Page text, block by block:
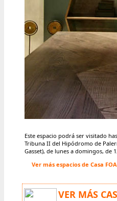
Este espacio podrá ser visitado
Tribuna II del Hipódromo de
Gasset), de lunes a domingos, de
Ver más espacios de Casa
VER MÁS